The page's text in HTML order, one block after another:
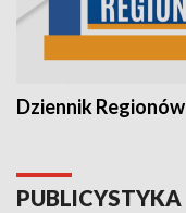
Dziennik Regionów
PUBLICYSTYKA